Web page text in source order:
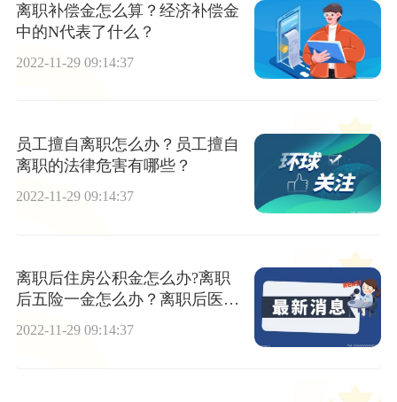
离职补偿金怎么算？经济补偿金
中的N代表了什么？
2022-11-29 09:14:37
员工擅自离职怎么办？员工擅自
离职的法律危害有哪些？
2022-11-29 09:14:37
离职后住房公积金怎么办?离职
后五险一金怎么办？离职后医疗
保险怎么办?
2022-11-29 09:14:37